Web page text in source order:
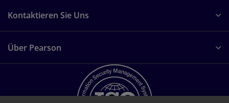
Kontaktieren Sie Uns
Über Pearson